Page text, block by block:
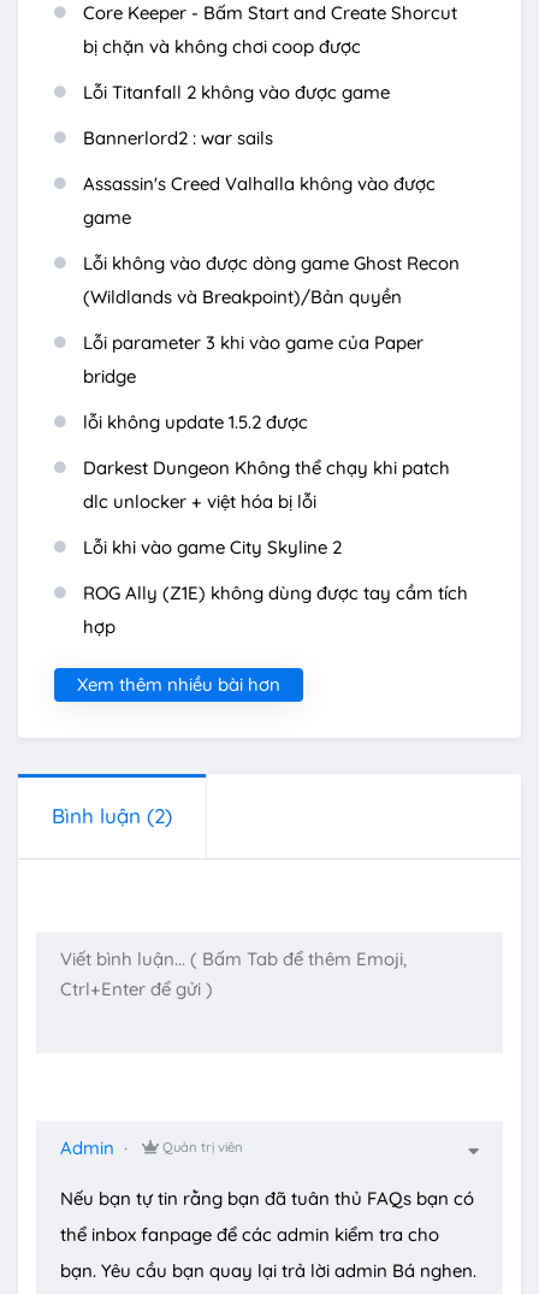
Core Keeper - Bấm Start and Create Shorcut
bị chặn và không chơi coop được
Lỗi Titanfall 2 không vào được game
Bannerlord2 : war sails
Assassin's Creed Valhalla không vào được
game
Lỗi không vào được dòng game Ghost Recon
(Wildlands và Breakpoint)/Bản quyền
Lỗi parameter 3 khi vào game của Paper
bridge
lỗi không update 1.5.2 được
Darkest Dungeon Không thể chạy khi patch
dlc unlocker + việt hóa bị lỗi
Lỗi khi vào game City Skyline 2
ROG Ally (Z1E) không dùng được tay cầm tích
hợp
Xem thêm nhiều bài hơn
Bình luận (2)
Admin Quản trị viên
Nếu bạn tự tin rằng bạn đã tuân thủ FAQs bạn có
thể inbox fanpage để các admin kiểm tra cho
bạn. Yêu cầu bạn quay lại trả lời admin Bá nghen.